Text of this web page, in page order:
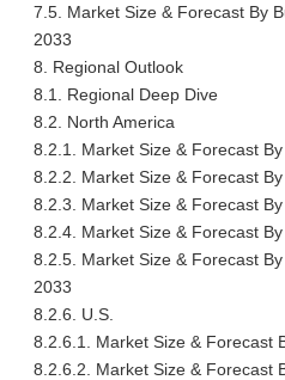
7.5. Market Size & Forecast By
2033
8. Regional Outlook
8.1. Regional Deep Dive
8.2. North America
8.2.1. Market Size & Forecast
8.2.2. Market Size & Forecast
8.2.3. Market Size & Forecast
8.2.4. Market Size & Forecast
8.2.5. Market Size & Forecast
2033
8.2.6. U.S.
8.2.6.1. Market Size & Forecast
8.2.6.2. Market Size & Forecast